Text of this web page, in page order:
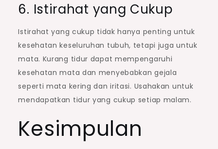
6. Istirahat yang Cukup
Istirahat yang cukup tidak hanya penting untuk
kesehatan keseluruhan tubuh, tetapi juga untuk
mata. Kurang tidur dapat mempengaruhi
kesehatan mata dan menyebabkan gejala
seperti mata kering dan iritasi. Usahakan untuk
mendapatkan tidur yang cukup setiap malam.
Kesimpulan